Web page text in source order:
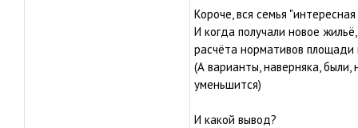
Короче, вся семья
И когда получали новое
расчёта нормативов площади
(А варианты, наверняка,
уменьшится)
И какой вывод?